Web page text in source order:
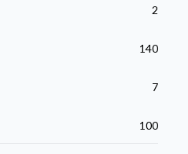
2
140
7
100